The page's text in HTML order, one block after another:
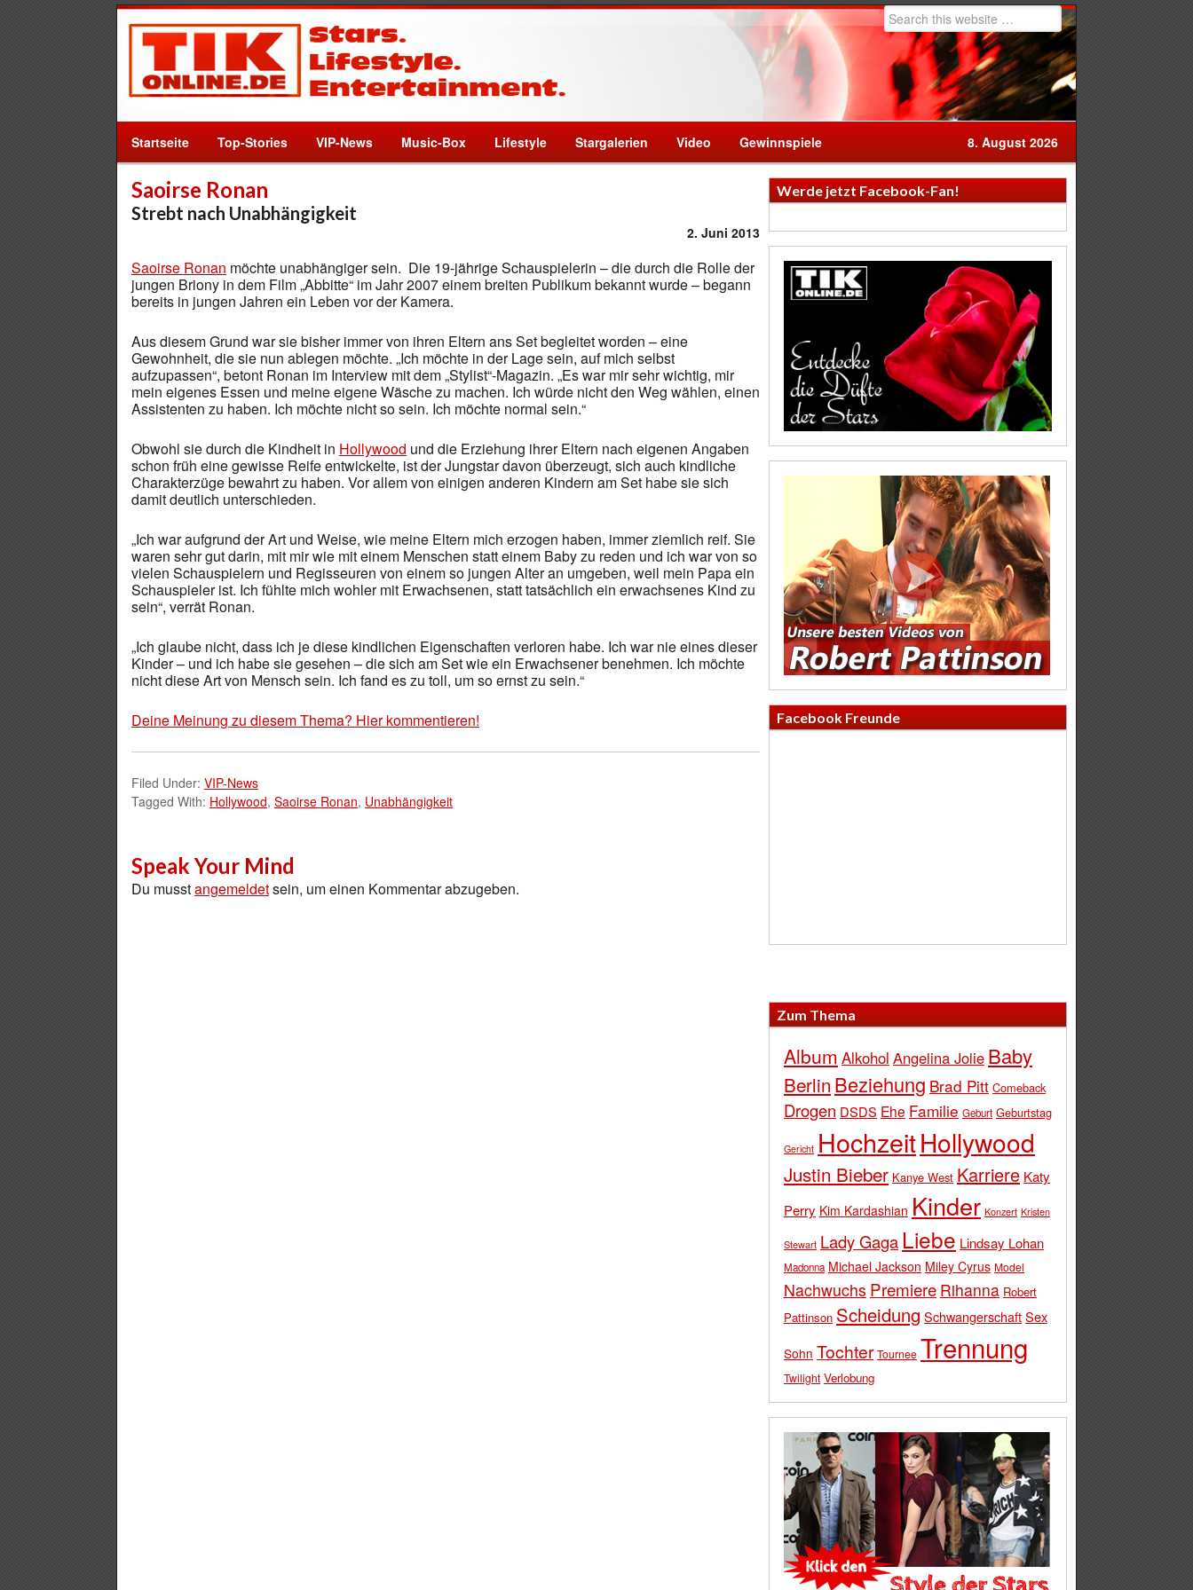
Startseite Top-Stories VIP-News Music-Box Lifestyle Stargalerien Video Gewinnspiele 8. August 2026
Saoirse Ronan
Strebt nach Unabhängigkeit
2. Juni 2013
Saoirse Ronan möchte unabhängiger sein. Die 19-jährige Schauspielerin – die durch die Rolle der
jungen Briony in dem Film „Abbitte“ im Jahr 2007 einem breiten Publikum bekannt wurde – begann
bereits in jungen Jahren ein Leben vor der Kamera.
Aus diesem Grund war sie bisher immer von ihren Eltern ans Set begleitet worden – eine
Gewohnheit, die sie nun ablegen möchte. „Ich möchte in der Lage sein, auf mich selbst
aufzupassen“, betont Ronan im Interview mit dem „Stylist“-Magazin. „Es war mir sehr wichtig, mir
mein eigenes Essen und meine eigene Wäsche zu machen. Ich würde nicht den Weg wählen, einen
Assistenten zu haben. Ich möchte nicht so sein. Ich möchte normal sein.“
Obwohl sie durch die Kindheit in Hollywood und die Erziehung ihrer Eltern nach eigenen Angaben
schon früh eine gewisse Reife entwickelte, ist der Jungstar davon überzeugt, sich auch kindliche
Charakterzüge bewahrt zu haben. Vor allem von einigen anderen Kindern am Set habe sie sich
damit deutlich unterschieden.
„Ich war aufgrund der Art und Weise, wie meine Eltern mich erzogen haben, immer ziemlich reif. Sie
waren sehr gut darin, mit mir wie mit einem Menschen statt einem Baby zu reden und ich war von so
vielen Schauspielern und Regisseuren von einem so jungen Alter an umgeben, weil mein Papa ein
Schauspieler ist. Ich fühlte mich wohler mit Erwachsenen, statt tatsächlich ein erwachsenes Kind zu
sein“, verrät Ronan.
„Ich glaube nicht, dass ich je diese kindlichen Eigenschaften verloren habe. Ich war nie eines dieser
Kinder – und ich habe sie gesehen – die sich am Set wie ein Erwachsener benehmen. Ich möchte
nicht diese Art von Mensch sein. Ich fand es zu toll, um so ernst zu sein.“
Deine Meinung zu diesem Thema? Hier kommentieren!
Filed Under: VIP-News
Tagged With: Hollywood, Saoirse Ronan, Unabhängigkeit
Speak Your Mind
Du musstangemeldetsein, um einen Kommentar abzugeben.
Werde jetzt Facebook-Fan!
Facebook Freunde
Zum Thema
Album Alkohol Angelina Jolie Baby
Berlin Beziehung Brad Pitt Comeback
Drogen DSDS Ehe Familie Geburt Geburtstag
Gericht HochzeitHollywood
Justin Bieber Kanye West Karriere Katy
Perry Kim Kardashian Kinder Konzert Kristen
Stewart Lady Gaga Liebe Lindsay Lohan
Madonna Michael Jackson Miley Cyrus Model
Nachwuchs Premiere Rihanna Robert
Pattinson Scheidung SchwangerschaftSex
Sohn Tochter Tournee Trennung
Twilight Verlobung